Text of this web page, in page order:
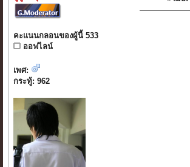
คะแนนกลอนของผู้นี้ 533
ออฟไลน์
เพศ:
กระทู้: 962